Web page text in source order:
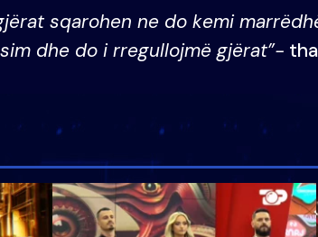
sqarohen ne do kemi
dhe do i rregullojmë gjërat”-